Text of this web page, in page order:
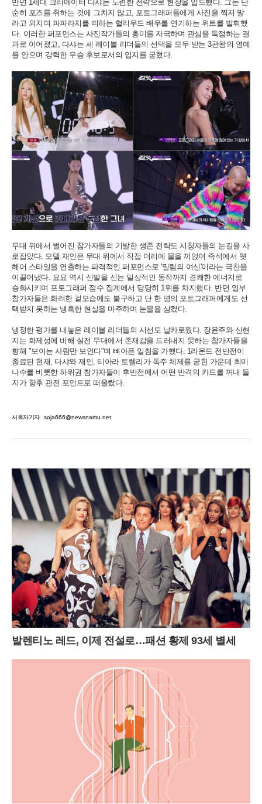
반면 1세대 크리에이터 다샤는 노련한 전략으로 현장을 압도했다. 그는 단
순히 포즈를 취하는 것에 그치지 않고, 포토그래퍼들에게 사진을 찍지 말
라고 외치며 파파라치를 피하는 헐리우드 배우를 연기하는 위트를 발휘했
다. 이러한 퍼포먼스는 사진작가들의 흥미를 자극하며 관심을 독점하는 결
과로 이어졌고, 다샤는 세 레이블 리더들의 선택을 모두 받는 3관왕의 영예
를 안으며 강력한 우승 후보로서의 입지를 굳혔다.
무대 위에서 벌어진 참가자들의 기발한 생존 전략도 시청자들의 눈길을 사
로잡았다. 모델 재인은 무대 위에서 직접 머리에 물을 끼얹어 즉석에서 웻
헤어 스타일을 연출하는 파격적인 퍼포먼스로 '밀림의 여신'이라는 극찬을
이끌어냈다. 요요 역시 신발을 신는 일상적인 동작까지 경쾌한 에너지로
승화시키며 포토그래퍼 점수 집계에서 당당히 1위를 차지했다. 반면 일부
참가자들은 화려한 겉모습에도 불구하고 단 한 명의 포토그래퍼에게도 선
택받지 못하는 냉혹한 현실을 마주하며 눈물을 삼켰다.
냉정한 평가를 내놓은 레이블 리더들의 시선도 날카로웠다. 장윤주와 신현
지는 화제성에 비해 실전 무대에서 존재감을 드러내지 못하는 참가자들을
향해 "보이는 사람만 보인다"며 뼈아픈 일침을 가했다. 1라운드 전반전이
종료된 현재, 다샤와 재인, 티아라 토렐리가 독주 체제를 굳힌 가운데 최미
나수를 비롯한 하위권 참가자들이 후반전에서 어떤 반격의 카드를 꺼내 들
지가 향후 관전 포인트로 떠올랐다.
서옥자기자 soja666@newsnamu.net
발렌티노 레드, 이제 전설로…패션 황제 93세 별세